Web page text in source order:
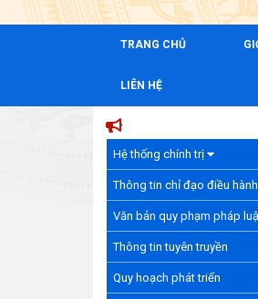
TRANG CHỦ
LIÊN HỆ
Hệ thống chính trị
Thông tin chỉ đạo điều hành
Văn bản quy phạm pháp
Thông tin tuyên truyền
Quy hoạch phát triển